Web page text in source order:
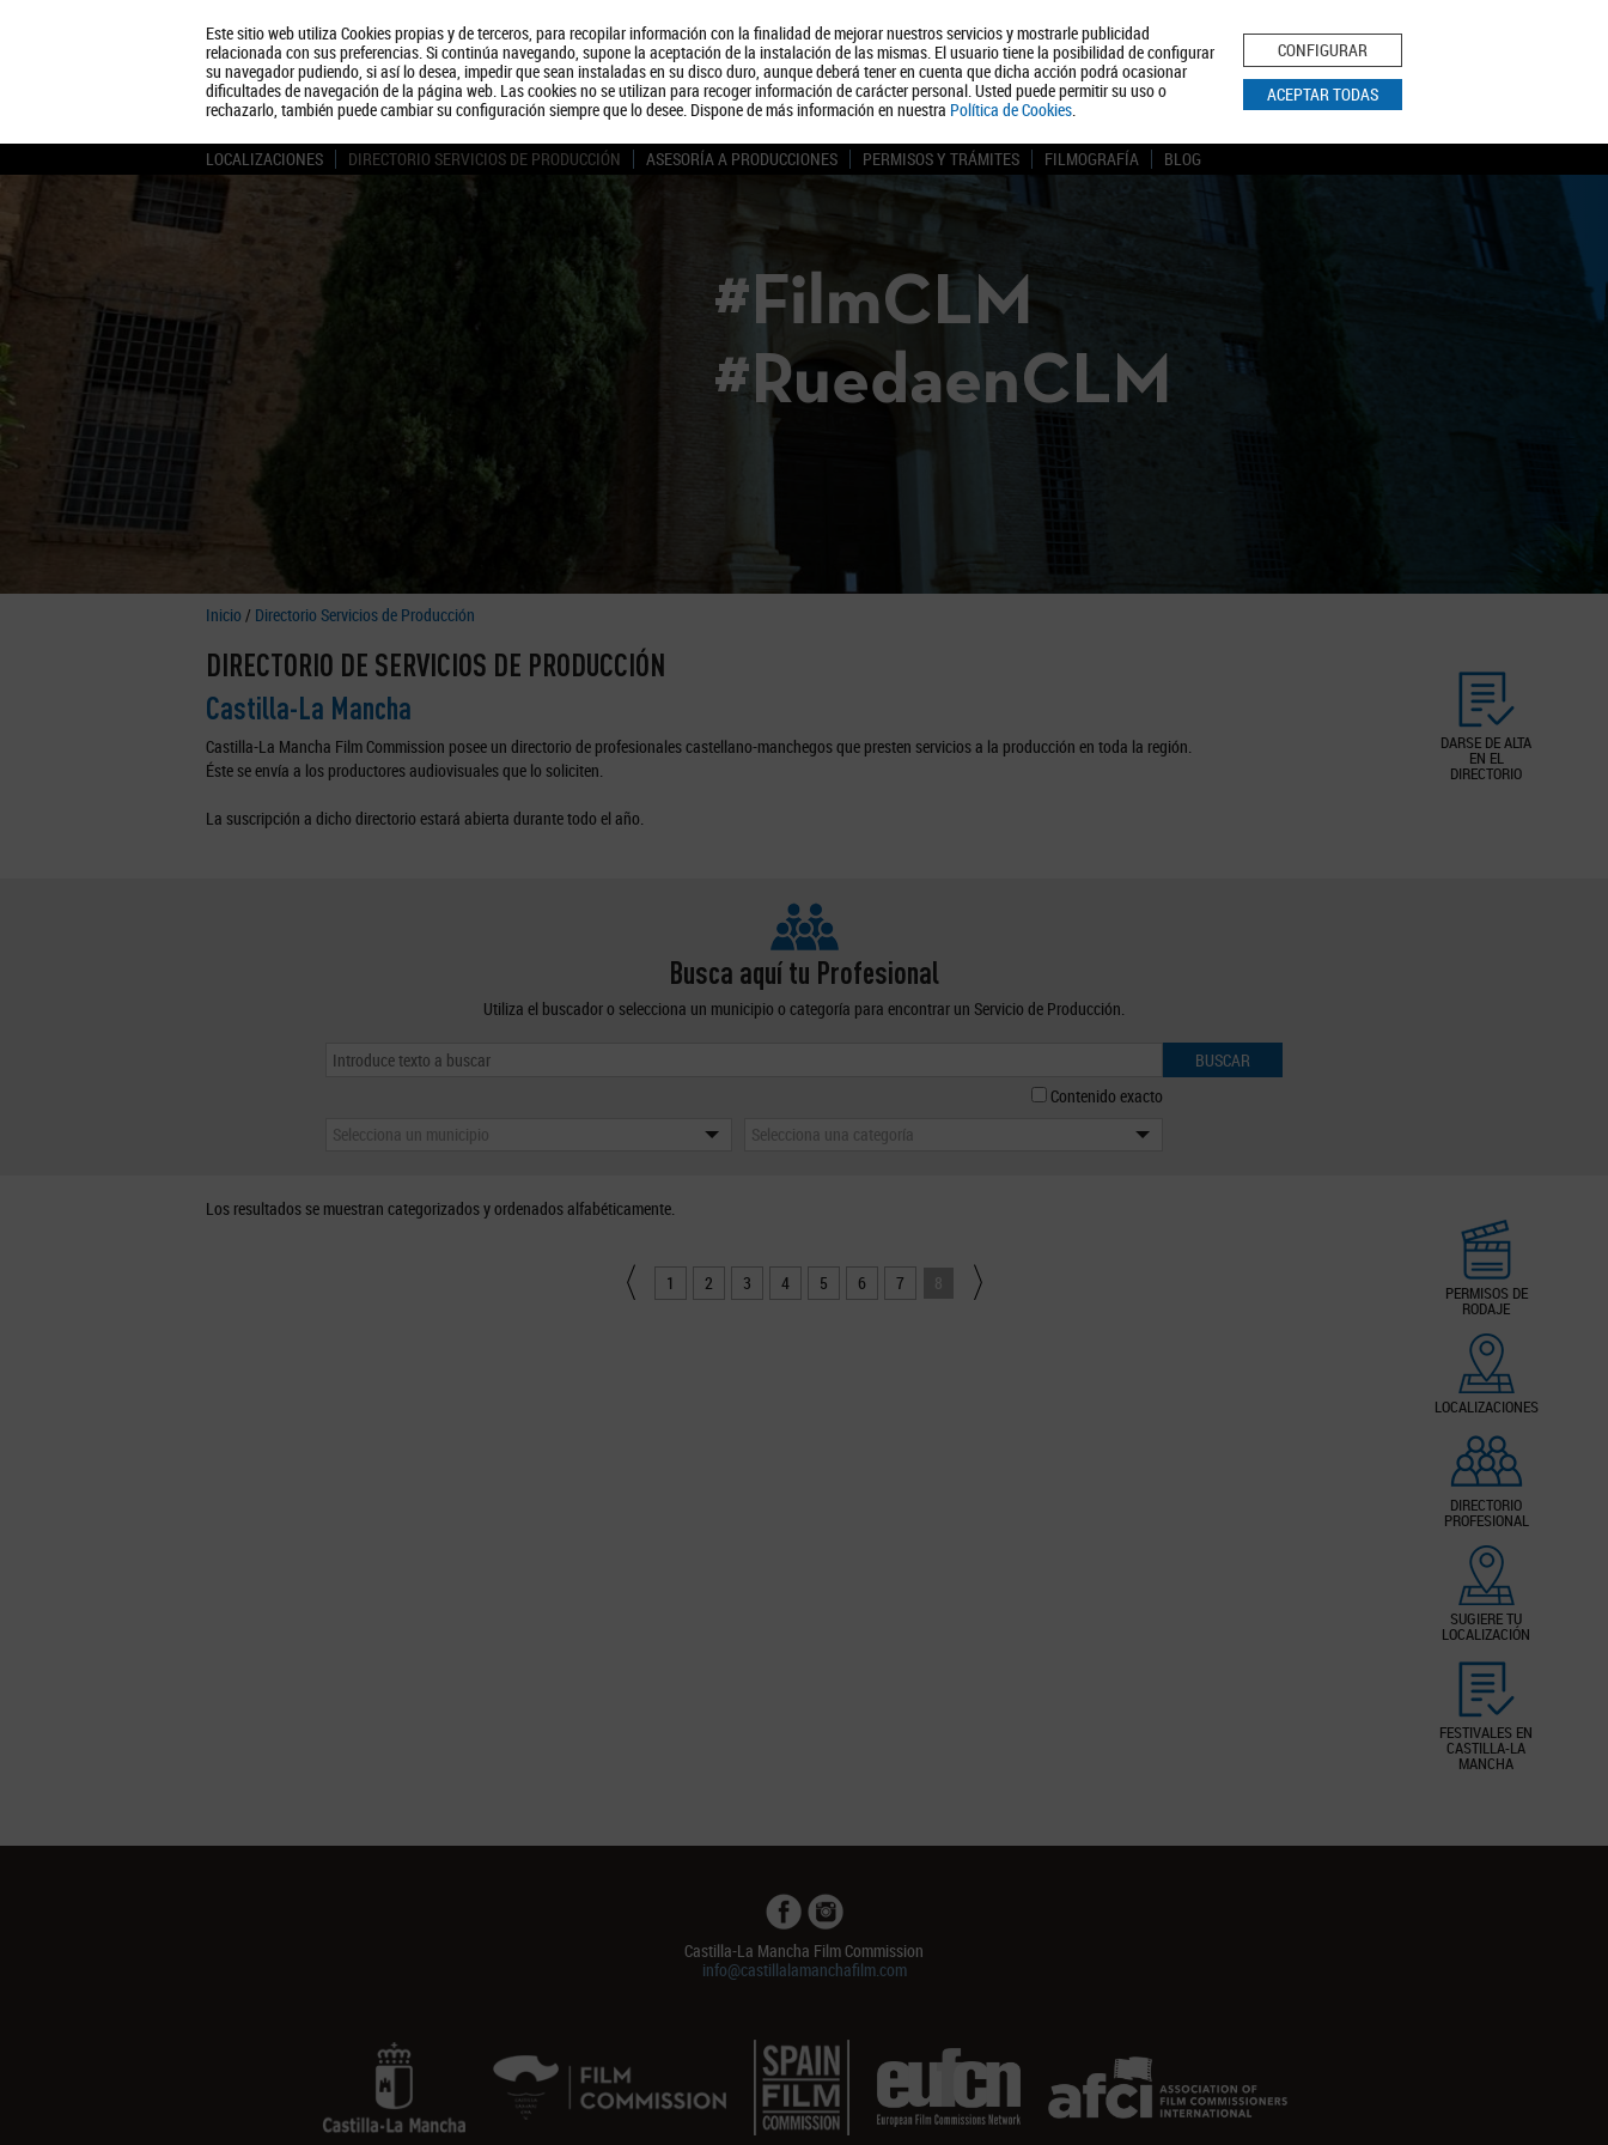
Este sitio web utiliza Cookies propias y de terceros, para recopilar información con la finalidad de mejorar nuestros servicios y mostrarle publicidad
relacionada con sus preferencias. Si continúa navegando, supone la aceptación de la instalación de las mismas. El usuario tiene la posibilidad de configurar
su navegador pudiendo, si así lo desea, impedir que sean instaladas en su disco duro, aunque deberá tener en cuenta que dicha acción podrá ocasionar
dificultades de navegación de la página web. Las cookies no se utilizan para recoger información de carácter personal. Usted puede permitir su uso o
rechazarlo, también puede cambiar su configuración siempre que lo desee. Dispone de más información en nuestra Política de Cookies.
CONFIGURAR
ACEPTAR TODAS
Quiénes somos Turismo Política de Privacidad Aviso Legal Política de Cookies
BUSCAR
LOCALIZACIONES DIRECTORIO SERVICIOS DE PRODUCCIÓN ASESORÍA A PRODUCCIONES PERMISOS Y TRÁMITES FILMOGRAFÍA BLOG
#FilmCLM
#RuedaenCLM
Inicio / Directorio Servicios de Producción
DARSE DE ALTA
EN EL
DIRECTORIO
DIRECTORIO DE SERVICIOS DE PRODUCCIÓN
Castilla-La Mancha
Castilla-La Mancha Film Commission posee un directorio de profesionales castellano-manchegos que presten servicios a la producción en toda la región.
Éste se envía a los productores audiovisuales que lo soliciten.
La suscripción a dicho directorio estará abierta durante todo el año.
Busca aquí tu Profesional
Utiliza el buscador o selecciona un municipio o categoría para encontrar un Servicio de Producción.
BUSCAR
Contenido exacto
Selecciona un municipio
Selecciona una categoría
PERMISOS DE
RODAJE
LOCALIZACIONES
DIRECTORIO
PROFESIONAL
SUGIERE TU
LOCALIZACIÓN
FESTIVALES EN
CASTILLA-LA
MANCHA
Los resultados se muestran categorizados y ordenados alfabéticamente.
1 2 3 4 5 6 7 8
Castilla-La Mancha Film Commission
info@castillalamanchafilm.com